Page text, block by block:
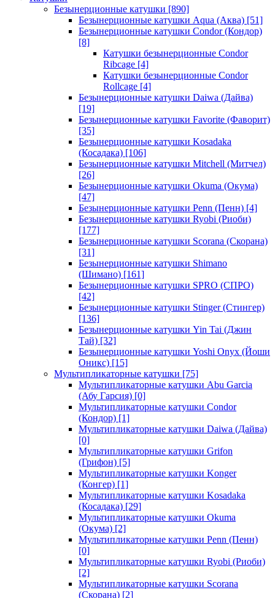
Безынерционные катушки [890]
Безынерционные катушки Aqua (Аква) [51]
Безынерционные катушки Condor (Кондор)
[8]
Катушки безынерционные Condor
Ribcage [4]
Катушки безынерционные Condor
Rollcage [4]
Безынерционные катушки Daiwa (Дайва)
[19]
Безынерционные катушки Favorite (Фаворит)
[35]
Безынерционные катушки Kosadaka
(Косадака) [106]
Безынерционные катушки Mitchell (Митчел)
[26]
Безынерционные катушки Okuma (Окума)
[47]
Безынерционные катушки Penn (Пенн) [4]
Безынерционные катушки Ryobi (Риоби)
[177]
Безынерционные катушки Scorana (Скорана)
[31]
Безынерционные катушки Shimano
(Шимано) [161]
Безынерционные катушки SPRO (СПРО)
[42]
Безынерционные катушки Stinger (Стингер)
[136]
Безынерционные катушки Yin Tai (Джин
Тай) [32]
Безынерционные катушки Yoshi Onyx (Йоши
Оникс) [15]
Мультипликаторные катушки [75]
Мультипликаторные катушки Abu Garcia
(Абу Гарсия) [0]
Мультипликаторные катушки Condor
(Кондор) [1]
Мультипликаторные катушки Daiwa (Дайва)
[0]
Мультипликаторные катушки Grifon
(Грифон) [5]
Мультипликаторные катушки Konger
(Конгер) [1]
Мультипликаторные катушки Kosadaka
(Косадака) [29]
Мультипликаторные катушки Okuma
(Окума) [2]
Мультипликаторные катушки Penn (Пенн)
[0]
Мультипликаторные катушки Ryobi (Риоби)
[2]
Мультипликаторные катушки Scorana
(Скорана) [2]